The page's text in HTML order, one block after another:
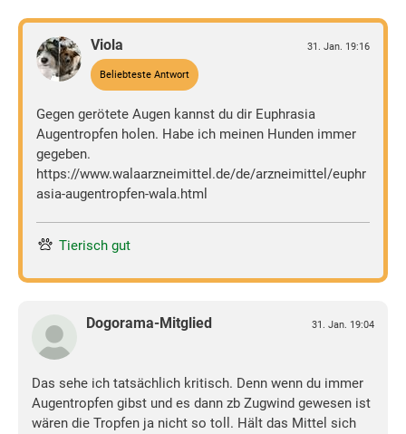
Viola
Beliebteste Antwort
31. Jan. 19:16
Gegen gerötete Augen kannst du dir Euphrasia
Augentropfen holen. Habe ich meinen Hunden immer
gegeben.
https://www.walaarzneimittel.de/de/arzneimittel/euphr
asia-augentropfen-wala.html
Tierisch gut
Dogorama-Mitglied 31. Jan. 19:04
Das sehe ich tatsächlich kritisch. Denn wenn du immer
Augentropfen gibst und es dann zb Zugwind gewesen ist
wären die Tropfen ja nicht so toll. Hält das Mittel sich